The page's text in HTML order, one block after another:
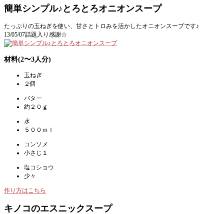
簡単シンプル♪とろとろオニオンスープ
たっぷりの玉ねぎを使い、甘さとトロみを活かしたオニオンスープです♪
13/05/07話題入り感謝☆
材料(2〜3人分)
玉ねぎ
２個
バター
約２０ｇ
水
５００ｍｌ
コンソメ
小さじ１
塩コショウ
少々
作り方はこちら
キノコのエスニックスープ